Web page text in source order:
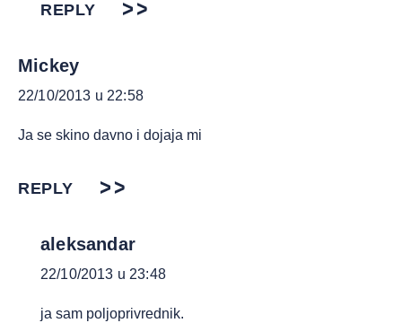
REPLY
Mickey
22/10/2013 u 22:58
Ja se skino davno i dojaja mi
REPLY
aleksandar
22/10/2013 u 23:48
ja sam poljoprivrednik.